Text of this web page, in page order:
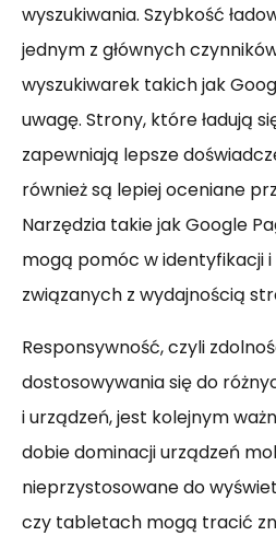
wyszukiwania. Szybkość
jednym z głównych
wyszukiwarek takich jak
uwagę. Strony, które ładują
zapewniają lepsze
również są lepiej oceniane
Narzędzia takie jak Google
mogą pomóc w identyfikacji
związanych z wydajnością
Responsywność, czyli
dostosowywania się do
i urządzeń, jest kolejnym
dobie dominacji urządzeń
nieprzystosowane do
czy tabletach mogą tracić